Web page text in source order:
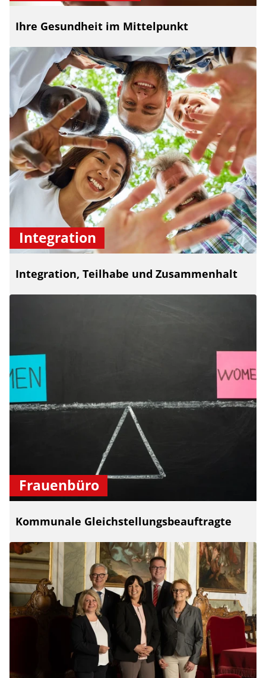
Ihre Gesundheit im Mittelpunkt
Integration
Integration, Teilhabe und Zusammenhalt
Frauenbüro
Kommunale Gleichstellungsbeauftragte